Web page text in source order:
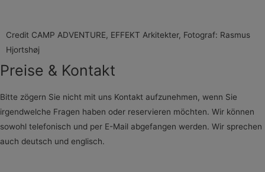
Credit CAMP ADVENTURE, EFFEKT Arkitekter, Fotograf: Rasmus
Hjortshøj
Preise & Kontakt
Bitte zögern Sie nicht mit uns Kontakt aufzunehmen, wenn Sie
irgendwelche Fragen haben oder reservieren möchten. Wir können
sowohl telefonisch und per E-Mail abgefangen werden. Wir sprechen
auch deutsch und englisch.